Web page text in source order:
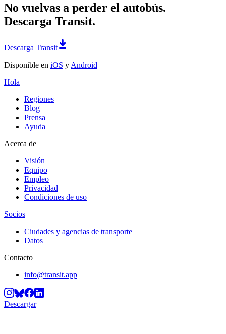
No vuelvas a perder el autobús.
Descarga Transit.
Descarga Transit
Disponible en iOS y Android
Hola
Regiones
Blog
Prensa
Ayuda
Acerca de
Visión
Equipo
Empleo
Privacidad
Condiciones de uso
Socios
Ciudades y agencias de transporte
Datos
Contacto
info@transit.app
Descargar